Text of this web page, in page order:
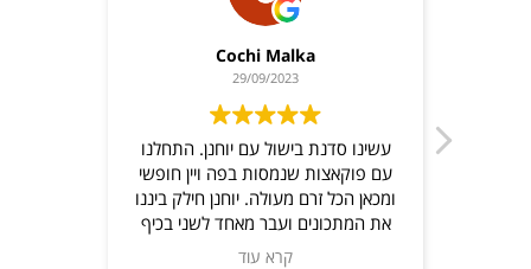
Cochi Malka
29/09/2023
עשינו סדנת בישול עם יוחנן. התחלנו
עם פוקאצות שנמסות בפה ויין חופשי
ומכאן הכל זרם מעולה. יוחנן חילק ביננו
את המתכונים ועבר מאחד לשני בכיף
ונתן המון טיפים ולא פחות חשוב-ניתן
קרא עוד